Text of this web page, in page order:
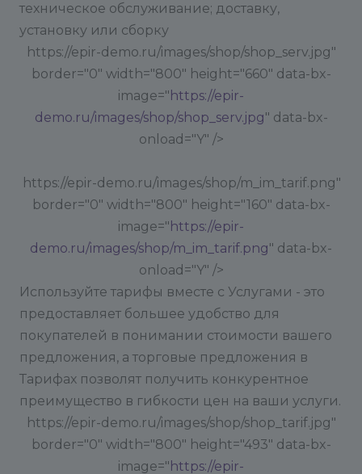
техническое обслуживание; доставку,
установку или сборку
https://epir-demo.ru/images/shop/shop_serv.jpg"
border="0" width="800" height="660" data-bx-
image=" https://epir-
demo.ru/images/shop/shop_serv.jpg" data-bx-
onload="Y" />
https://epir-demo.ru/images/shop/m_im_tarif.png"
border="0" width="800" height="160" data-bx-
image=" https://epir-
demo.ru/images/shop/m_im_tarif.png" data-bx-
onload="Y" />
Используйте тарифы вместе с Услугами - это
предоставляет большее удобство для
покупателей в понимании стоимости вашего
предложения, а торговые предложения в
Тарифах позволят получить конкурентное
преимущество в гибкости цен на ваши услуги.
https://epir-demo.ru/images/shop/shop_tarif.jpg"
border="0" width="800" height="493" data-bx-
image=" https://epir-